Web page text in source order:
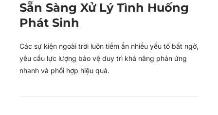
Sẵn Sàng Xử Lý Tình Huống
Phát Sinh
Các sự kiện ngoài trời luôn tiềm ẩn nhiều yếu tố bất ngờ,
yêu cầu lực lượng bảo vệ duy trì khả năng phản ứng
nhanh và phối hợp hiệu quả.